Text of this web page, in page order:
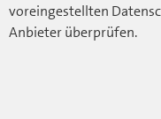
voreingestellten
Anbieter überprüfen.